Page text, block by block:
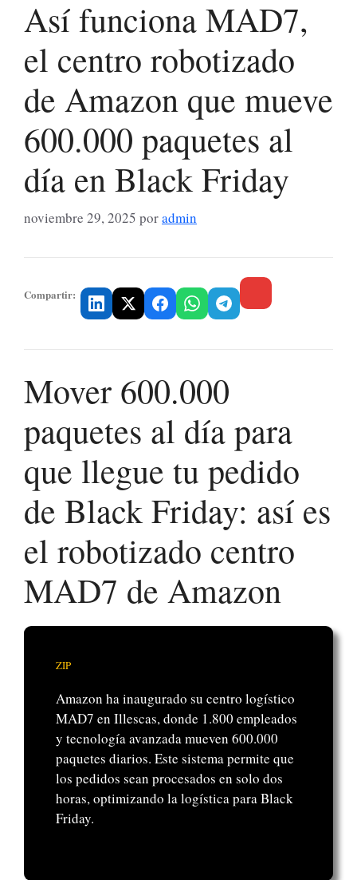
Así funciona MAD7,
el centro robotizado
de Amazon que mueve
600.000 paquetes al
día en Black Friday
noviembre 29, 2025 poradmin
Compartir:
Mover 600.000
paquetes al día para
que llegue tu pedido
de Black Friday: así es
el robotizado centro
MAD7 de Amazon
ZIP
Amazon ha inaugurado su centro logístico
MAD7 en Illescas, donde 1.800 empleados
y tecnología avanzada mueven 600.000
paquetes diarios. Este sistema permite que
los pedidos sean procesados en solo dos
horas, optimizando la logística para Black
Friday.